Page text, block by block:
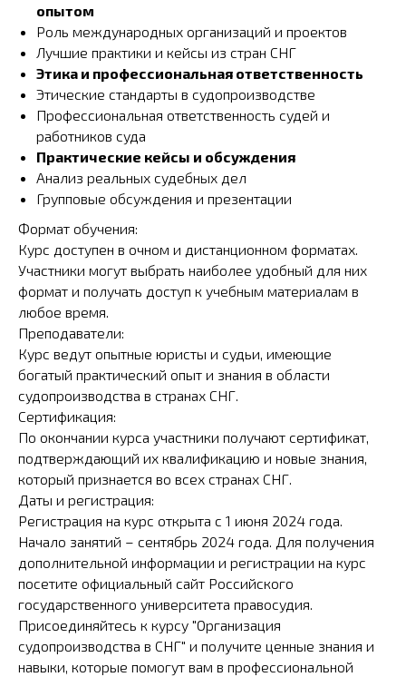
опытом
Роль международных организаций и проектов
Лучшие практики и кейсы из стран СНГ
Этика и профессиональная ответственность
Этические стандарты в судопроизводстве
Профессиональная ответственность судей и
работников суда
Практические кейсы и обсуждения
Анализ реальных судебных дел
Групповые обсуждения и презентации
Формат обучения:
Курс доступен в очном и дистанционном форматах.
Участники могут выбрать наиболее удобный для них
формат и получать доступ к учебным материалам в
любое время.
Преподаватели:
Курс ведут опытные юристы и судьи, имеющие
богатый практический опыт и знания в области
судопроизводства в странах СНГ.
Сертификация:
По окончании курса участники получают сертификат,
подтверждающий их квалификацию и новые знания,
который признается во всех странах СНГ.
Даты и регистрация:
Регистрация на курс открыта с 1 июня 2024 года.
Начало занятий – сентябрь 2024 года. Для получения
дополнительной информации и регистрации на курс
посетите официальный сайт Российского
государственного университета правосудия.
Присоединяйтесь к курсу "Организация
судопроизводства в СНГ" и получите ценные знания и
навыки, которые помогут вам в профессиональной